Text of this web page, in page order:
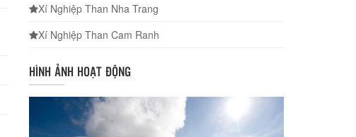
Xí Nghiệp Than Nha Trang
Xí Nghiệp Than Cam Ranh
HÌNH ẢNH HOẠT ĐỘNG